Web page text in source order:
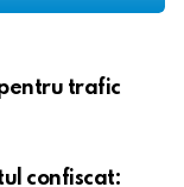
trafic
confiscat: